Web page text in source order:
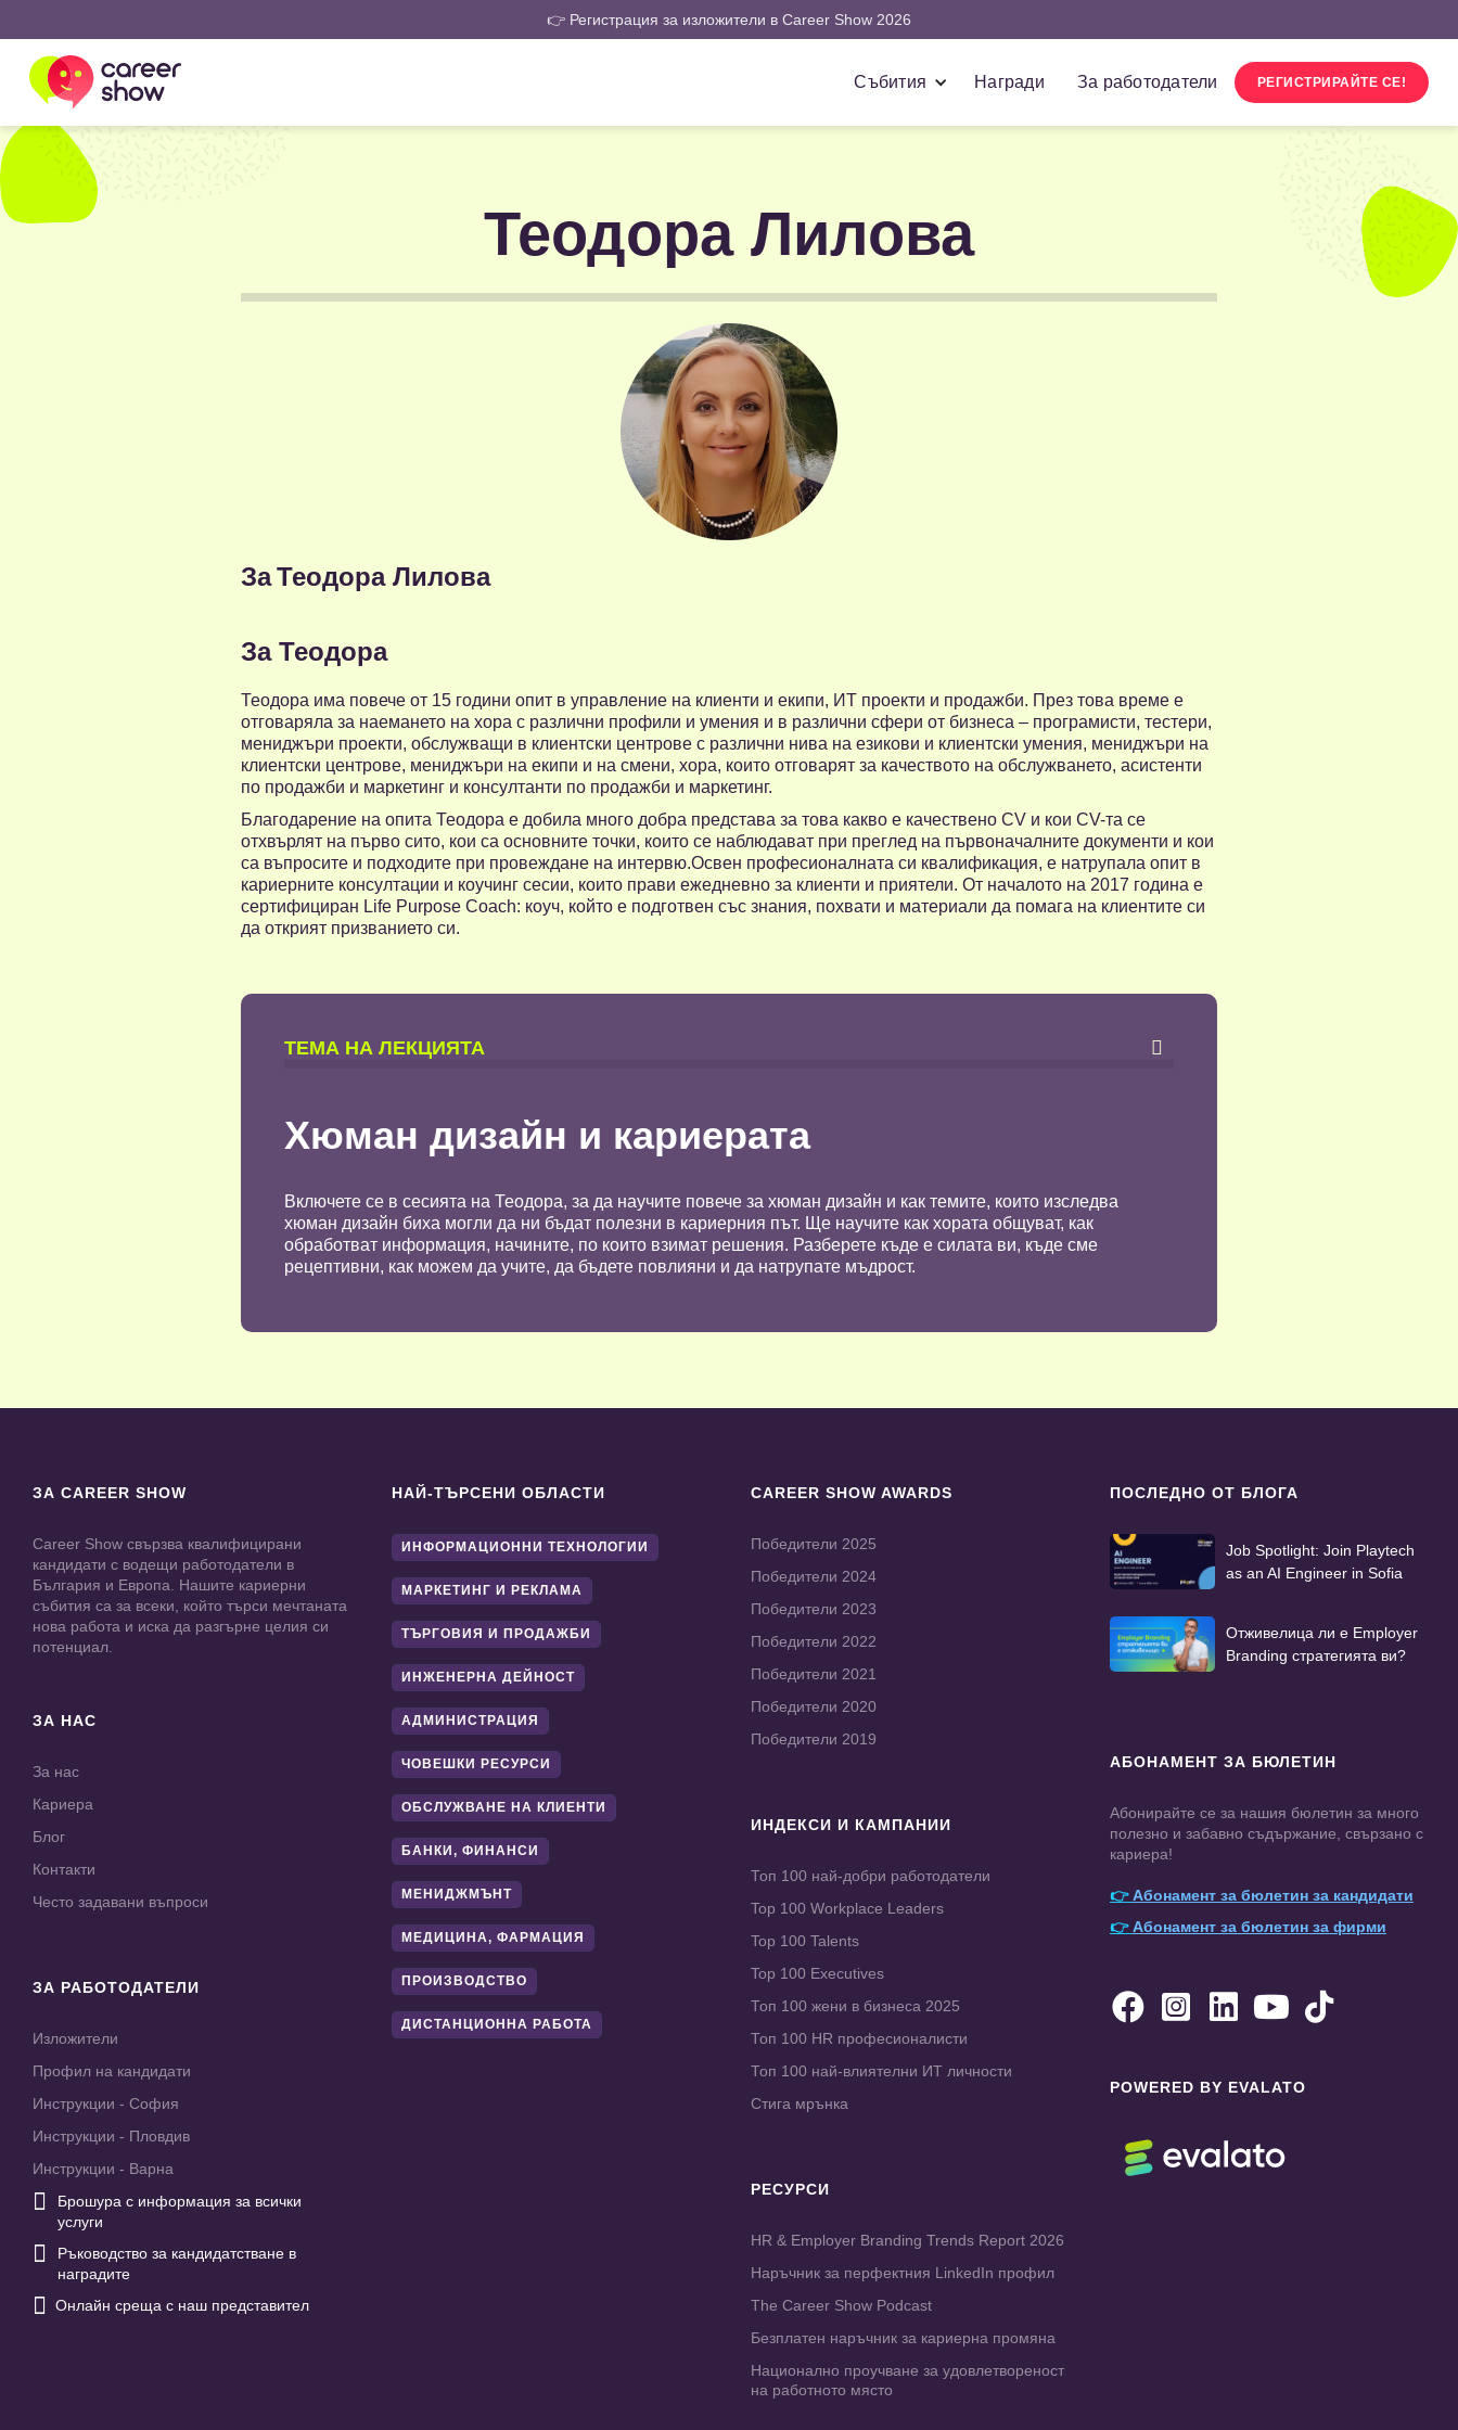
👉 Регистрация за изложители в Career Show 2026
Събития Награди За работодатели РЕГИСТРИРАЙТЕ СЕ!
Теодора Лилова
ЗаТеодора Лилова
За Теодора
Теодора има повече от 15 години опит в управление на клиенти и екипи, ИТ проекти и продажби. През това време е
отговаряла за наемането на хора с различни профили и умения и в различни сфери от бизнеса – програмисти, тестери,
мениджъри проекти, обслужващи в клиентски центрове с различни нива на езикови и клиентски умения, мениджъри на
клиентски центрове, мениджъри на екипи и на смени, хора, които отговарят за качеството на обслужването, асистенти
по продажби и маркетинг и консултанти по продажби и маркетинг.
Благодарение на опита Теодора е добила много добра представа за това какво е качествено CV и кои CV-та се
отхвърлят на първо сито, кои са основните точки, които се наблюдават при преглед на първоначалните документи и кои
са въпросите и подходите при провеждане на интервю.Освен професионалната си квалификация, е натрупала опит в
кариерните консултации и коучинг сесии, които прави ежедневно за клиенти и приятели. От началото на 2017 година е
сертифициран Life Purpose Coach: коуч, който е подготвен със знания, похвати и материали да помага на клиентите си
да открият призванието си.
TЕМА НА ЛЕКЦИЯТА 
Хюман дизайн и кариерата
Включете се в сесията на Теодора, за да научите повече за хюман дизайн и как темите, които изследва
хюман дизайн биха могли да ни бъдат полезни в кариерния път. Ще научите как хората общуват, как
обработват информация, начините, по които взимат решения. Разберете къде е силата ви, къде сме
рецептивни, как можем да учите, да бъдете повлияни и да натрупате мъдрост.
ЗА CAREER SHOW
Career Show свързва квалифицирани
кандидати с водещи работодатели в
България и Европа. Нашите кариерни
събития са за всеки, който търси мечтаната
нова работа и иска да разгърне целия си
потенциал.
ЗА НАС
За нас
Кариера
Блог
Контакти
Често задавани въпроси
ЗА РАБОТОДАТЕЛИ
Изложители
Профил на кандидати
Инструкции - София
Инструкции - Пловдив
Инструкции - Варна

Брошура с информация за всички
услуги

Ръководство за кандидатстване в
наградите
 Онлайн среща с наш представител
НАЙ-ТЪРСЕНИ ОБЛАСТИ
ИНФОРМАЦИОННИ ТЕХНОЛОГИИ
МАРКЕТИНГ И РЕКЛАМА
ТЪРГОВИЯ И ПРОДАЖБИ
ИНЖЕНЕРНА ДЕЙНОСТ
АДМИНИСТРАЦИЯ
ЧОВЕШКИ РЕСУРСИ
ОБСЛУЖВАНЕ НА КЛИЕНТИ
БАНКИ, ФИНАНСИ
МЕНИДЖМЪНТ
МЕДИЦИНА, ФАРМАЦИЯ
ПРОИЗВОДСТВО
ДИСТАНЦИОННА РАБОТА
CAREER SHOW AWARDS
Победители 2025
Победители 2024
Победители 2023
Победители 2022
Победители 2021
Победители 2020
Победители 2019
ИНДЕКСИ И КАМПАНИИ
Топ 100 най-добри работодатели
Top 100 Workplace Leaders
Top 100 Talents
Top 100 Executives
Топ 100 жени в бизнеса 2025
Топ 100 HR професионалисти
Топ 100 най-влиятелни ИТ личности
Стига мрънка
РЕСУРСИ
HR & Employer Branding Trends Report 2026
Наръчник за перфектния LinkedIn профил
The Career Show Podcast
Безплатен наръчник за кариерна промяна
Национално проучване за удовлетвореност
на работното място
ПОСЛЕДНО ОТ БЛОГА
Job Spotlight: Join Playtech
as an AI Engineer in Sofia
Отживелица ли е Employer
Branding стратегията ви?
АБОНАМЕНТ ЗА БЮЛЕТИН
Абонирайте се за нашия бюлетин за много
полезно и забавно съдържание, свързано с
кариера!
👉Абонамент за бюлетин за кандидати
👉Абонамент за бюлетин за фирми
    
POWERED BY EVALATO